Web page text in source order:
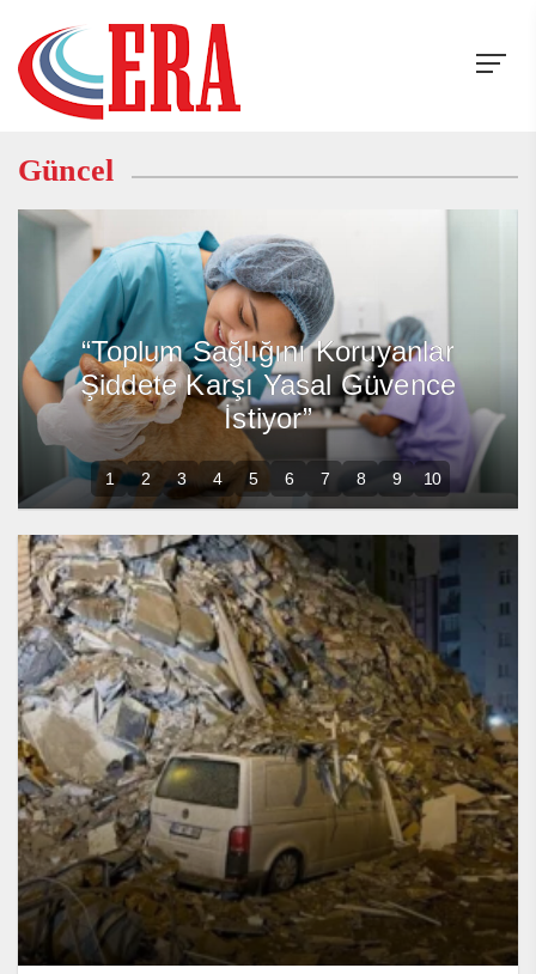
Güncel
“Toplum Sağlığını Koruyanlar
Şiddete Karşı Yasal Güvence
İstiyor”
1 2 3 4 5 6 7 8 9 10